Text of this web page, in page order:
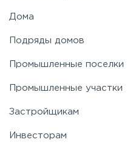
Дома
Подряды домов
Промышленные поселки
Промышленные участки
Застройщикам
Инвесторам